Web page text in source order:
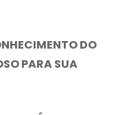
DO
PARA SUA